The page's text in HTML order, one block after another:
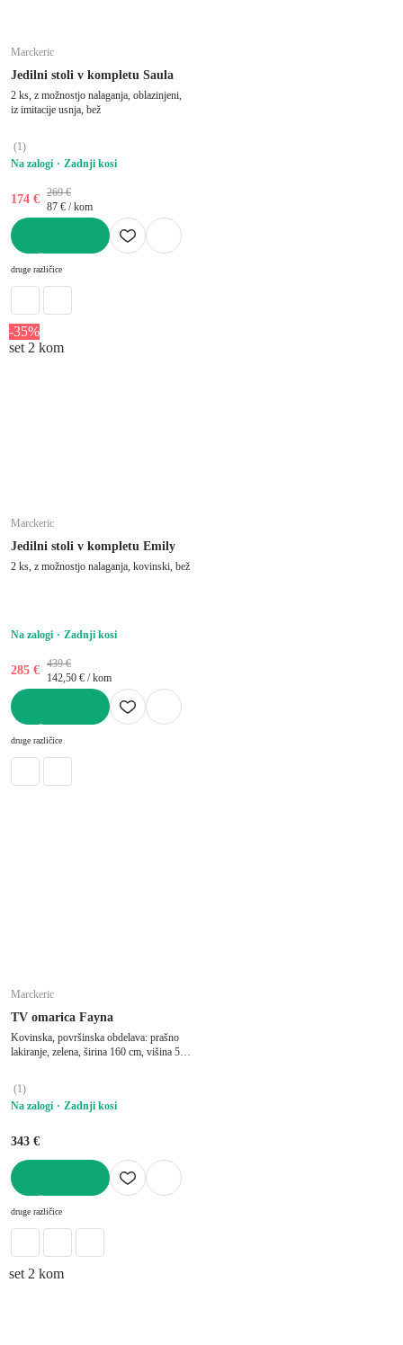
Marckeric
Jedilni stoli v kompletu Saula
2 ks, z možnostjo nalaganja, oblazinjeni,
iz imitacije usnja, bež
(1)
Na zalogi
Zadnji kosi
174 € 269 €
87 € / kom
druge različice
-35%
set 2 kom
Marckeric
Jedilni stoli v kompletu Emily
2 ks, z možnostjo nalaganja, kovinski, bež
Na zalogi Zadnji kosi
285 € 439 €
142,50 € / kom
druge različice
Marckeric
TV omarica Fayna
Kovinska, površinska obdelava: prašno
lakiranje, zelena, širina 160 cm, višina 50
(1)
Na zalogi
Zadnji kosi
343 €
druge različice
set 2 kom